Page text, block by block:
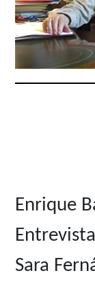
Enrique
Sara